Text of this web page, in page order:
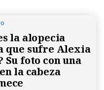
la alopecia
que sufre Alexia
Su foto con una
la cabeza